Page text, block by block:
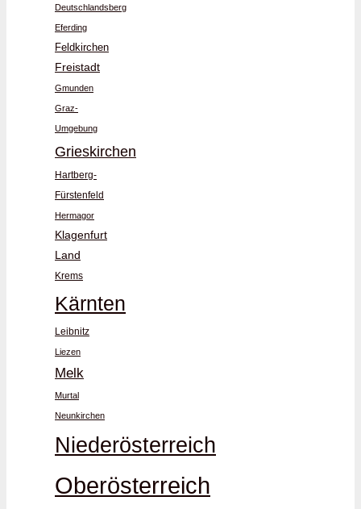
Deutschlandsberg
Eferding
Feldkirchen
Freistadt
Gmunden
Graz-
Umgebung
Grieskirchen
Hartberg-
Fürstenfeld
Hermagor
Klagenfurt
Land
Krems
Kärnten
Leibnitz
Liezen
Melk
Murtal
Neunkirchen
Niederösterreich
Oberösterreich